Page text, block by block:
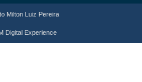
Milton Luiz Pereira
Digital Experience